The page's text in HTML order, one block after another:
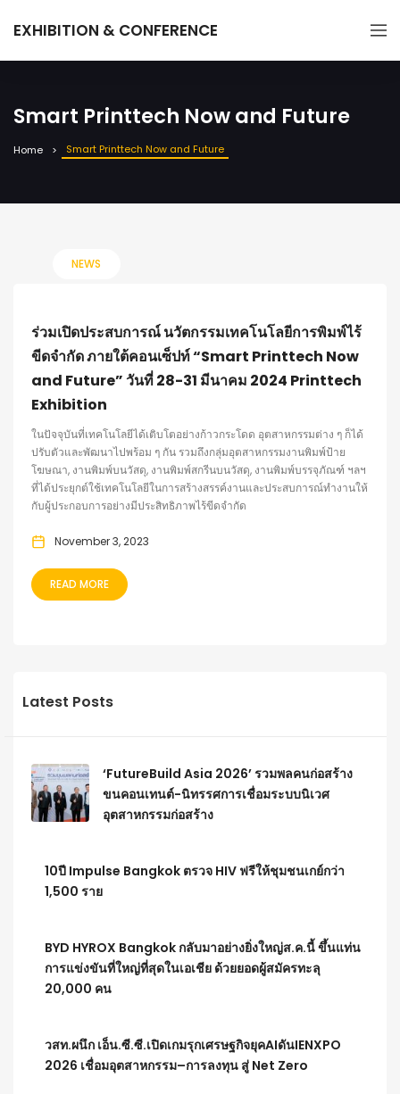
EXHIBITION & CONFERENCE
Smart Printtech Now and Future
Home Smart Printtech Now and Future
NEWS
ร่วมเปิดประสบการณ์ นวัตกรรมเทคโนโลยีการพิมพ์ไร้
ขีดจำกัด ภายใต้คอนเซ็ปท์ “Smart Printtech Now
and Future” วันที่ 28-31 มีนาคม 2024 Printtech
Exhibition
ในปัจจุบันที่เทคโนโลยีได้เติบโตอย่างก้าวกระโดด อุตสาหกรรมต่าง ๆ ก็ได้
ปรับตัวและพัฒนาไปพร้อม ๆ กัน รวมถึงกลุ่มอุตสาหกรรมงานพิมพ์ป้าย
โฆษณา, งานพิมพ์บนวัสดุ, งานพิมพ์สกรีนบนวัสดุ, งานพิมพ์บรรจุภัณฑ์ ฯลฯ
ที่ได้ประยุกต์ใช้เทคโนโลยีในการสร้างสรรค์งานและประสบการณ์ทำงานให้
กับผู้ประกอบการอย่างมีประสิทธิภาพไร้ขีดจำกัด
November 3, 2023
READ MORE
Latest Posts
‘FutureBuild Asia 2026’ รวมพลคนก่อสร้าง
ขนคอนเทนต์-นิทรรศการเชื่อมระบบนิเวศ
อุตสาหกรรมก่อสร้าง
10ปี Impulse Bangkok ตรวจ HIV ฟรีให้ชุมชนเกย์กว่า
1,500 ราย
BYD HYROX Bangkok กลับมาอย่างยิ่งใหญ่ส.ค.นี้ ขึ้นแท่น
การแข่งขันที่ใหญ่ที่สุดในเอเชีย ด้วยยอดผู้สมัครทะลุ
20,000 คน
วสท.ผนึก เอ็น.ซี.ซี.เปิดเกมรุกเศรษฐกิจยุคAIดันIENXPO
2026 เชื่อมอุตสาหกรรม–การลงทุน สู่ Net Zero